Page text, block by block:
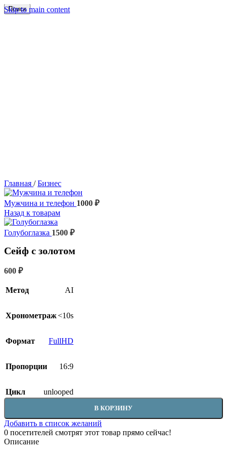
Skip to main content
Поиск
Главная / Бизнес
Мужчина и телефон 1000 ₽
Назад к товарам
Голубоглазка 1500 ₽
Сейф с золотом
600 ₽
Метод AI
Хронометраж<10s
Формат FullHD
Пропорции 16:9
Цикл unlooped
В КОРЗИНУ
Добавить в список желаний
0 посетителей смотрят этот товар прямо сейчас!
Описание